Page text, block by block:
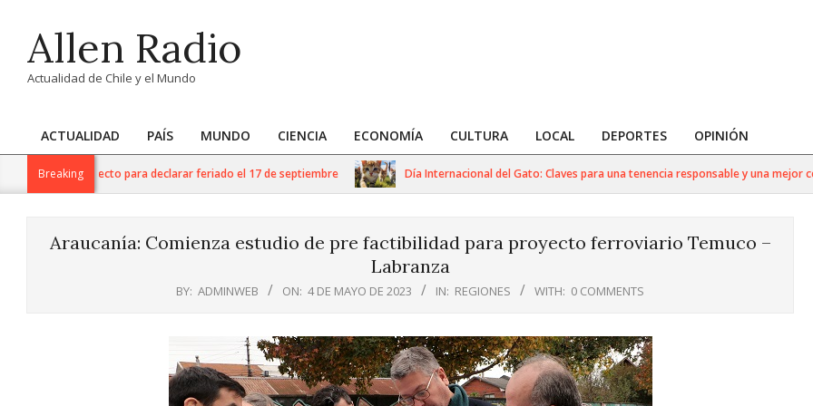
contentAllen Radio
Actualidad de Chile y el Mundo
Primary
Navigation
ACTUALIDAD PAÍS MUNDO CIENCIA ECONOMÍA CULTURA LOCAL DEPORTES OPINIÓN
Breaking
ingresa proyecto para declarar feriado el 17 de septiembre Día Internacional del Gato: Claves para una tenencia responsable y una mejor
Araucanía: Comienza estudio de pre factibilidad para proyecto ferroviario Temuco –
Labranza
BY: ADMINWEB ON: 4 DE MAYO DE 2023 IN: REGIONES WITH: 0 COMMENTS